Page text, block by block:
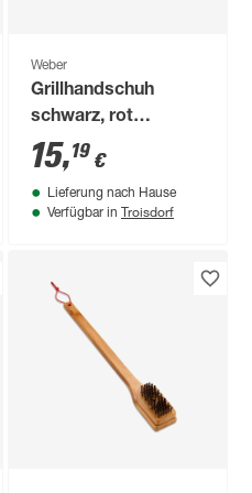
Weber
Grillhandschuh
schwarz, rot
Einheitsgröße
15,19 €
Lieferung nach Hause
Verfügbar in Troisdorf